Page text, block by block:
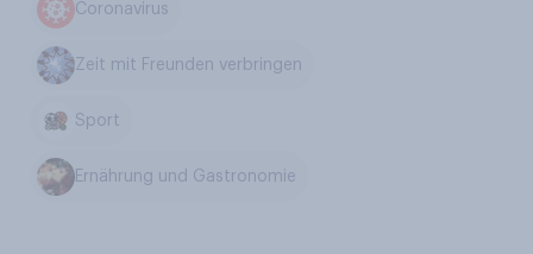
Coronavirus
Zeit mit Freunden verbringen
Sport
Ernährung und Gastronomie